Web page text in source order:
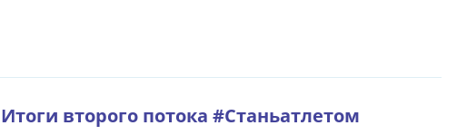
Итоги второго потока #Станьатлетом